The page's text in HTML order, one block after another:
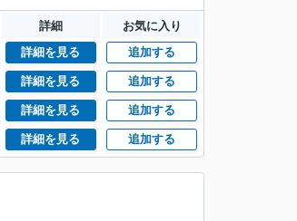
詳細 お気に入り
詳細を見る 追加する
詳細を見る 追加する
詳細を見る 追加する
詳細を見る 追加する